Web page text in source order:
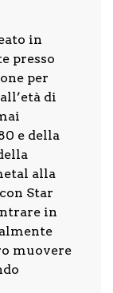
in
presso
per
di
e della
alla
Star
in
muovere